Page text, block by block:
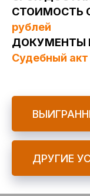
СТОИМОСТЬ
рублей
ДОКУМЕНТЫ
Судебный акт
ДРУГИЕ